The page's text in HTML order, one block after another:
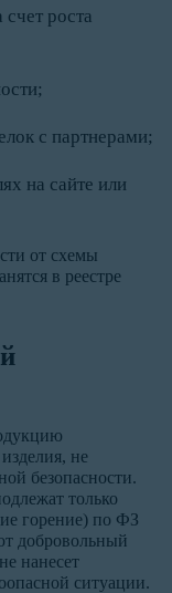
роста
с партнерами;
на сайте или
от схемы
в реестре
не
безопасности.
только
горение) по ФЗ
добровольный
нанесет
ситуации.